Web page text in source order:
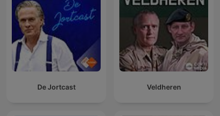
De Jortcast Veldheren